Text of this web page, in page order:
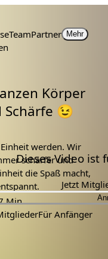
TeamPartner Mehr
Körper
Schärfe 😉
Dieses Video ist
Jetzt
werden. Wir
schärfer und
die Spaß macht,
Min.
Für Anfänger